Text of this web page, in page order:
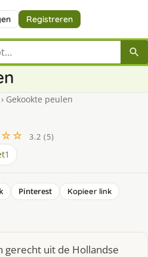
Registreren
› Gekookte peulen
3.2 (5)
1
Pinterest
Kopieer link
gerecht uit de Hollandse